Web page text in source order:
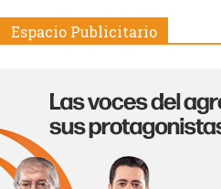
Espacio Publicitario